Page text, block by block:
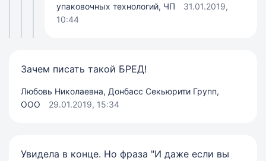
упаковочных технологий, ЧП
31.01.2019,
10:44
Зачем писать такой БРЕД!
Любовь Николаевна, Донбасс Секьюрити Групп,
ООО
29.01.2019, 15:34
Увидела в конце. Но фраза "И даже если вы